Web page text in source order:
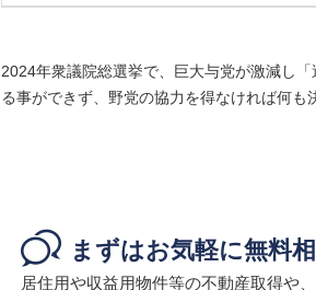
2024年衆議院総選挙で、巨大与党が激減し
る事ができず、野党の協力を得なければ何
まずはお気軽に無料
居住用や収益用物件等の不動産取得や